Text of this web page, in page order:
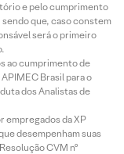
e pelo cumprimento
sendo que, caso constem
será o primeiro
ao cumprimento de
Brasil para o
dos Analistas de
empregados da XP
desempenham suas
CVM nº